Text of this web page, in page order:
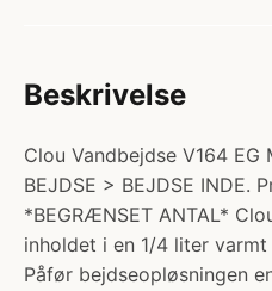
Beskrivelse
Clou Vandbejdse V164 EG
BEJDSE > BEJDSE INDE.
*BEGRÆNSET ANTAL*
inholdet i en 1/4 liter
Påfør bejdseopløsningen